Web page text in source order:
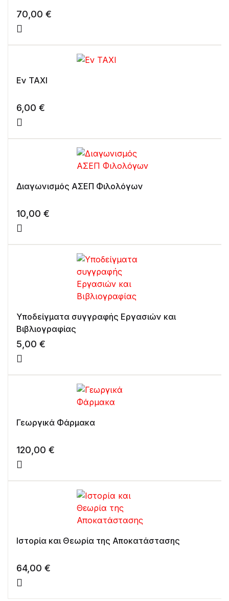
70,00 €
Εν ΤΑΧΙ
6,00 €
Διαγωνισμός ΑΣΕΠ Φιλολόγων
10,00 €
Υποδείγματα συγγραφής Εργασιών και
Βιβλιογραφίας
5,00 €
Γεωργικά Φάρμακα
120,00 €
Ιστορία και Θεωρία της Αποκατάστασης
64,00 €